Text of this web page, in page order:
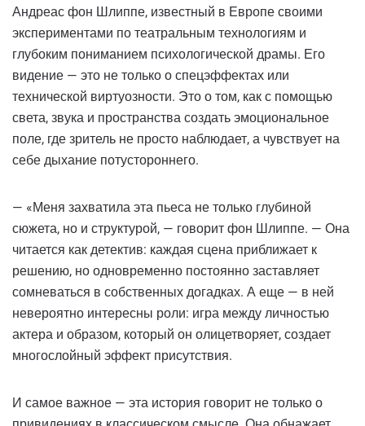
Андреас фон Шлиппе, известный в Европе своими
экспериментами по театральным технологиям и
глубоким пониманием психологической драмы. Его
видение — это не только о спецэффектах или
технической виртуозности. Это о том, как с помощью
света, звука и пространства создать эмоциональное
поле, где зритель не просто наблюдает, а чувствует на
себе дыхание потустороннего.
— «Меня захватила эта пьеса не только глубиной
сюжета, но и структурой, — говорит фон Шлиппе. — Она
читается как детектив: каждая сцена приближает к
решению, но одновременно постоянно заставляет
сомневаться в собственных догадках. А еще — в ней
невероятно интересны роли: игра между личностью
актера и образом, который он олицетворяет, создает
многослойный эффект присутствия.
И самое важное — эта история говорит не только о